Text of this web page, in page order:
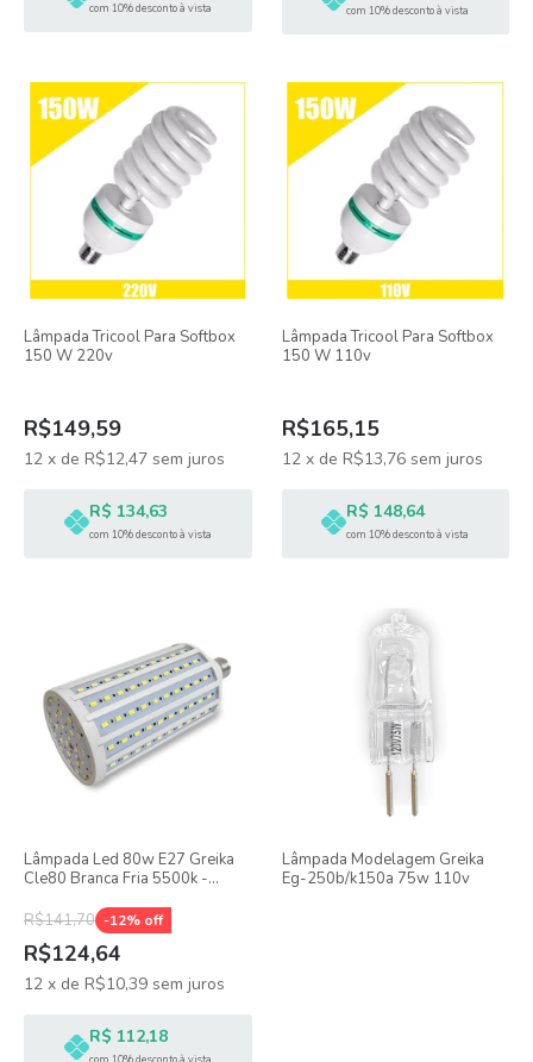
com 10% desconto à vista com 10% desconto à vista
Lâmpada Tricool Para Softbox
150 W 220v
R$149,59
12 x de R$12,47 sem juros
R$ 134,63
com 10% desconto à vista
Lâmpada Tricool Para Softbox
150 W 110v
R$165,15
12 x de R$13,76 sem juros
R$ 148,64
com 10% desconto à vista
Lâmpada Led 80w E27 Greika
Cle80 Branca Fria 5500k -
R$141,70 -12% off
R$124,64
12 x de R$10,39 sem juros
R$ 112,18
Lâmpada Modelagem Greika
Eg-250b/k150a 75w 110v